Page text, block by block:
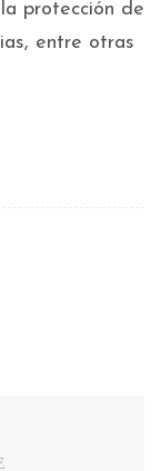
protección de
entre otras